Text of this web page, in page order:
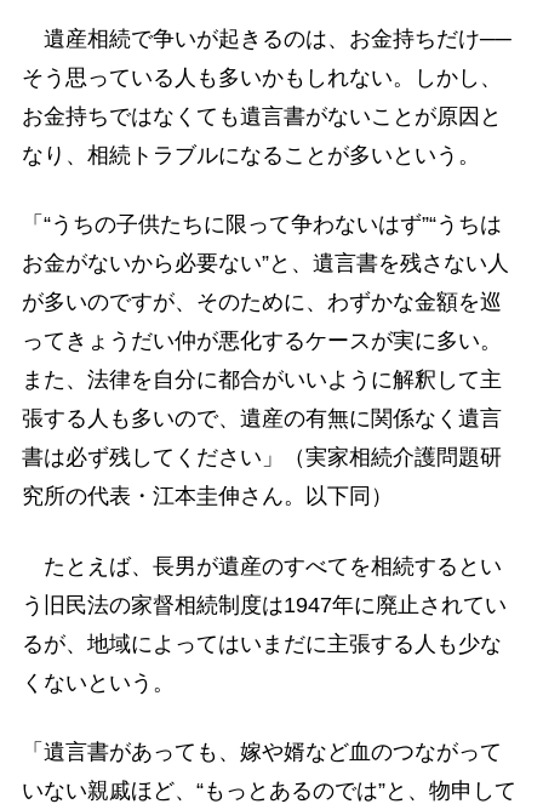
遺産相続で争いが起きるのは、お金持ちだけ──
そう思っている人も多いかもしれない。しかし、
お金持ちではなくても遺言書がないことが原因と
なり、相続トラブルになることが多いという。
「“うちの子供たちに限って争わないはず”“うちは
お金がないから必要ない”と、遺言書を残さない人
が多いのですが、そのために、わずかな金額を巡
ってきょうだい仲が悪化するケースが実に多い。
また、法律を自分に都合がいいように解釈して主
張する人も多いので、遺産の有無に関係なく遺言
書は必ず残してください」（実家相続介護問題研
究所の代表・江本圭伸さん。以下同）
たとえば、長男が遺産のすべてを相続するとい
う旧民法の家督相続制度は1947年に廃止されてい
るが、地域によってはいまだに主張する人も少な
くないという。
「遺言書があっても、嫁や婿など血のつながって
いない親戚ほど、“もっとあるのでは”と、物申して